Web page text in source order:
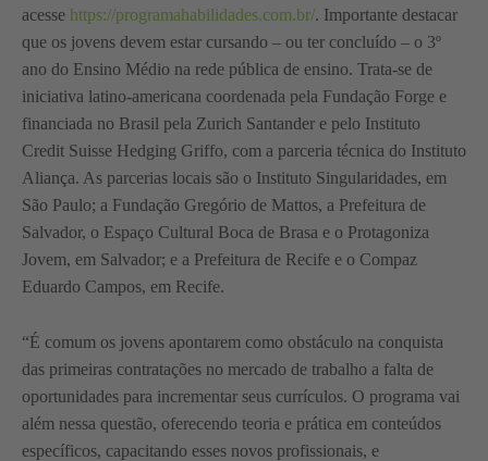
acesse https://programahabilidades.com.br/. Importante destacar
que os jovens devem estar cursando – ou ter concluído – o 3º
ano do Ensino Médio na rede pública de ensino. Trata-se de
iniciativa latino-americana coordenada pela Fundação Forge e
financiada no Brasil pela Zurich Santander e pelo Instituto
Credit Suisse Hedging Griffo, com a parceria técnica do Instituto
Aliança. As parcerias locais são o Instituto Singularidades, em
São Paulo; a Fundação Gregório de Mattos, a Prefeitura de
Salvador, o Espaço Cultural Boca de Brasa e o Protagoniza
Jovem, em Salvador; e a Prefeitura de Recife e o Compaz
Eduardo Campos, em Recife.
“É comum os jovens apontarem como obstáculo na conquista
das primeiras contratações no mercado de trabalho a falta de
oportunidades para incrementar seus currículos. O programa vai
além nessa questão, oferecendo teoria e prática em conteúdos
específicos, capacitando esses novos profissionais, e